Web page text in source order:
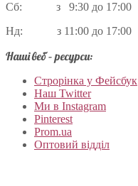
Сб: з 9:30 до 17:00
Нд: з 11:00 до 17:00
Наші веб – ресурси:
Строрінка у Фейсбук
Наш Twitter
Ми в Instagram
Pinterest
Prom.ua
Оптовий відділ